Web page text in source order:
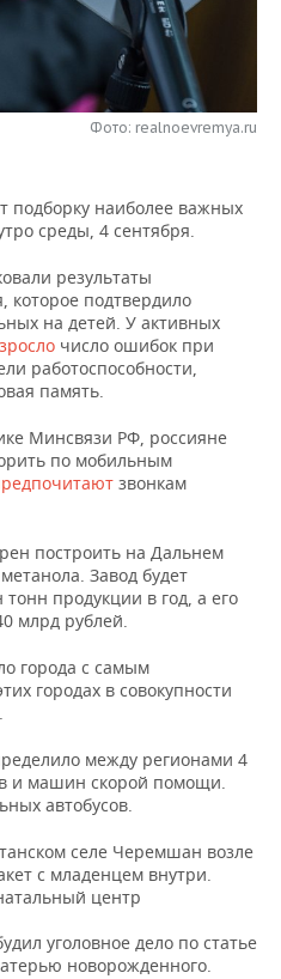
Фото: realnoevremya.ru
подборку наиболее важных
среды, 4 сентября.
результаты
которое подтвердило
на детей. У активных
число ошибок при
работоспособности,
память.
Минсвязи РФ, россияне
по мобильным
звонкам
построить на Дальнем
Завод будет
продукции в год, а его
млрд рублей.
города с самым
городах в совокупности
между регионами 4
и машин скорой помощи.
автобусов.
селе Черемшан возле
с младенцем внутри.
центр
уголовное дело по статье
новорожденного.